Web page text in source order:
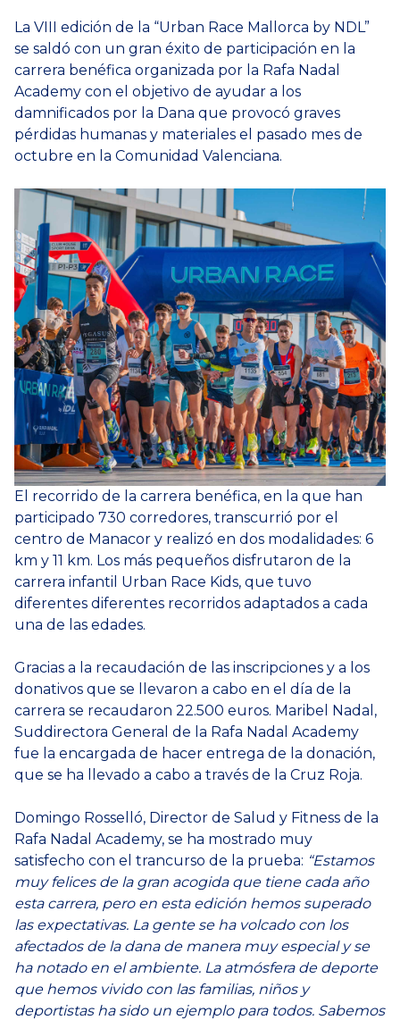
La VIII edición de la “Urban Race Mallorca by NDL”
se saldó con un gran éxito de participación en la
carrera benéfica organizada por la Rafa Nadal
Academy con el objetivo de ayudar a los
damnificados por la Dana que provocó graves
pérdidas humanas y materiales el pasado mes de
octubre en la Comunidad Valenciana.
El recorrido de la carrera benéfica, en la que han
participado 730 corredores, transcurrió por el
centro de Manacor y realizó en dos modalidades: 6
km y 11 km. Los más pequeños disfrutaron de la
carrera infantil Urban Race Kids, que tuvo
diferentes diferentes recorridos adaptados a cada
una de las edades.
Gracias a la recaudación de las inscripciones y a los
donativos que se llevaron a cabo en el día de la
carrera se recaudaron 22.500 euros. Maribel Nadal,
Suddirectora General de la Rafa Nadal Academy
fue la encargada de hacer entrega de la donación,
que se ha llevado a cabo a través de la Cruz Roja.
Domingo Rosselló, Director de Salud y Fitness de la
Rafa Nadal Academy, se ha mostrado muy
satisfecho con el trancurso de la prueba: “Estamos
muy felices de la gran acogida que tiene cada año
esta carrera, pero en esta edición hemos superado
las expectativas. La gente se ha volcado con los
afectados de la dana de manera muy especial y se
ha notado en el ambiente. La atmósfera de deporte
que hemos vivido con las familias, niños y
deportistas ha sido un ejemplo para todos. Sabemos